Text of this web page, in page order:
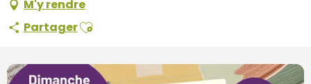
M'y rendre
PartagerAjouter aux favoris